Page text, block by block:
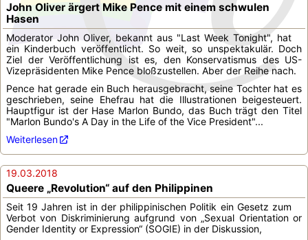
John Oliver ärgert Mike Pence mit einem schwulen
Hasen
Moderator John Oliver, bekannt aus "Last Week Tonight", hat
ein Kinderbuch veröffentlicht. So weit, so unspektakulär. Doch
Ziel der Veröffentlichung ist es, den Konservatismus des US-
Vizepräsidenten Mike Pence bloßzustellen. Aber der Reihe nach.
Pence hat gerade ein Buch herausgebracht, seine Tochter hat es
geschrieben, seine Ehefrau hat die Illustrationen beigesteuert.
Hauptfigur ist der Hase Marlon Bundo, das Buch trägt den Titel
"Marlon Bundo's A Day in the Life of the Vice President"...
Weiterlesen
19.03.2018
Queere „Revolution“ auf den Philippinen
Seit 19 Jahren ist in der philippinischen Politik ein Gesetz zum
Verbot von Diskriminierung aufgrund von „Sexual Orientation or
Gender Identity or Expression“ (SOGIE) in der Diskussion,